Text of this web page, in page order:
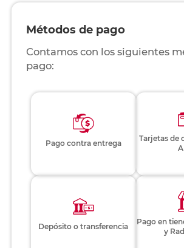
Métodos de pago
Contamos con los siguientes
pago:
Pago contra entrega
Tarjetas de
Depósito o transferencia
Pago en
y